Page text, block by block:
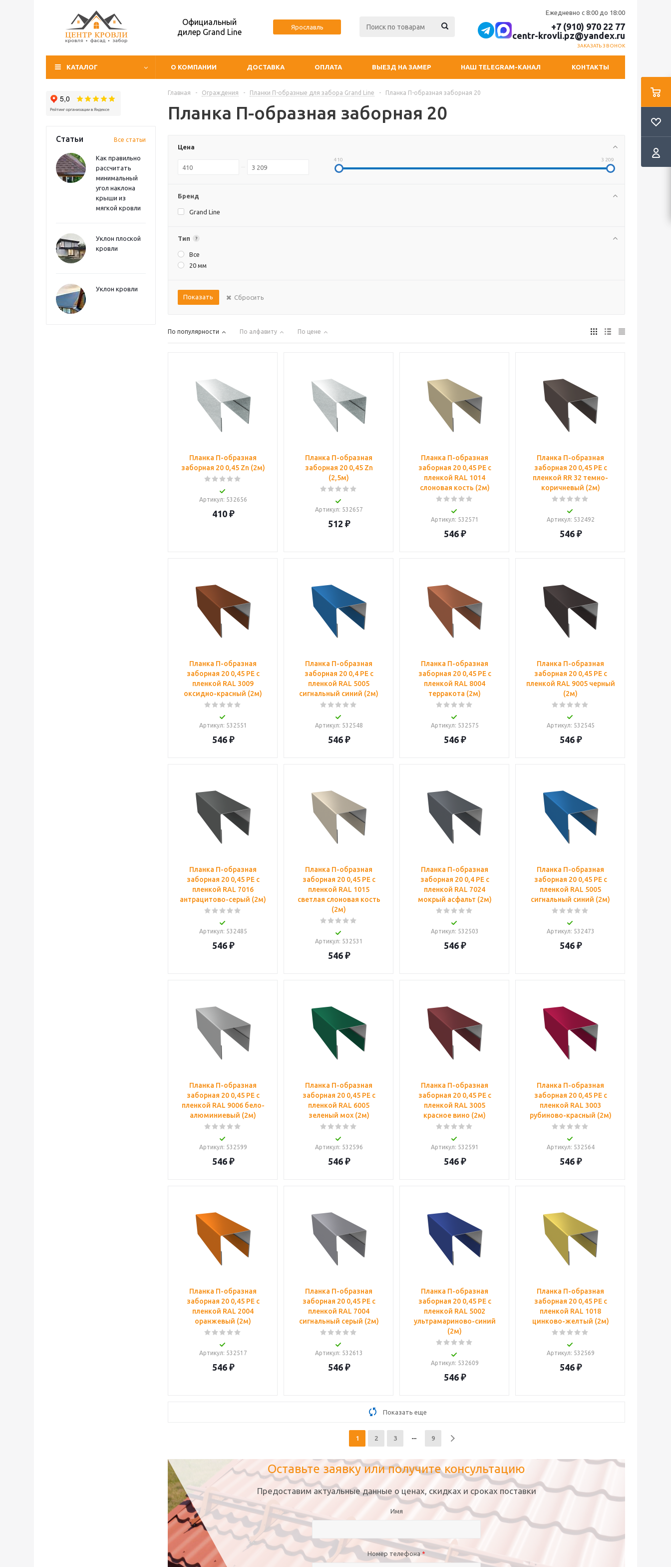
Официальный
дилер Grand Line
Ярославль
Ежедневно с 8:00 до 18:00
+7 (910) 970 22 77
centr-krovli.pz@yandex.ru
ЗАКАЗАТЬ ЗВОНОК
КАТАЛОГ О КОМПАНИИ ДОСТАВКА ОПЛАТА ВЫЕЗД НА ЗАМЕР НАШ TELEGRAM-КАНАЛ КОНТАКТЫ
Статьи Все статьи
Как правильно
рассчитать
минимальный
угол наклона
крыши из
мягкой кровли
Уклон плоской
кровли
Уклон кровли
Главная - Ограждения - Планки П-образные для забора Grand Line - Планка П-образная заборная 20
Планка П-образная заборная 20
Цена
410 3 209
Бренд
Grand Line
Тип ?
Все
20 мм
Показать Сбросить
По популярности По алфавиту По цене
Планка П-образная
заборная 20 0,45 Zn (2м)
Артикул: 532656
410₽
Планка П-образная
заборная 20 0,45 Zn
(2,5м)
Артикул: 532657
512 ₽
Планка П-образная
заборная 20 0,45 PE с
пленкой RAL 1014
слоновая кость (2м)
Артикул: 532571
546₽
Планка П-образная
заборная 20 0,45 PE с
пленкой RR 32 темно-
коричневый (2м)
Артикул: 532492
546₽
Планка П-образная
заборная 20 0,45 PE с
пленкой RAL 3009
оксидно-красный (2м)
Артикул: 532551
546₽
Планка П-образная
заборная 20 0,4 PE с
пленкой RAL 5005
сигнальный синий (2м)
Артикул: 532548
546₽
Планка П-образная
заборная 20 0,45 PE с
пленкой RAL 8004
терракота (2м)
Артикул: 532575
546₽
Планка П-образная
заборная 20 0,45 PE с
пленкой RAL 9005 черный
(2м)
Артикул: 532545
546₽
Планка П-образная
заборная 20 0,45 PE с
пленкой RAL 7016
антрацитово-серый (2м)
Артикул: 532485
546₽
Планка П-образная
заборная 20 0,45 PE с
пленкой RAL 1015
светлая слоновая кость
(2м)
Артикул: 532531
546₽
Планка П-образная
заборная 20 0,4 PE с
пленкой RAL 7024
мокрый асфальт (2м)
Артикул: 532503
546₽
Планка П-образная
заборная 20 0,45 PE с
пленкой RAL 5005
сигнальный синий (2м)
Артикул: 532473
546₽
Планка П-образная
заборная 20 0,45 PE с
пленкой RAL 9006 бело-
алюминиевый (2м)
Артикул: 532599
546₽
Планка П-образная
заборная 20 0,45 PE с
пленкой RAL 6005
зеленый мох (2м)
Артикул: 532596
546₽
Планка П-образная
заборная 20 0,45 PE с
пленкой RAL 3005
красное вино (2м)
Артикул: 532591
546₽
Планка П-образная
заборная 20 0,45 PE с
пленкой RAL 3003
рубиново-красный (2м)
Артикул: 532564
546₽
Планка П-образная
заборная 20 0,45 PE с
пленкой RAL 2004
оранжевый (2м)
Артикул: 532517
546₽
Планка П-образная
заборная 20 0,45 PE с
пленкой RAL 7004
сигнальный серый (2м)
Артикул: 532613
546₽
Планка П-образная
заборная 20 0,45 PE с
пленкой RAL 5002
ультрамариново-синий
(2м)
Артикул: 532609
546₽
Планка П-образная
заборная 20 0,45 PE с
пленкой RAL 1018
цинково-желтый (2м)
Артикул: 532569
546₽
Показать еще
1 2 3 9
Оставьте заявку или получите консультацию
Предоставим актуальные данные о ценах, скидках и сроках поставки
Имя
Номер телефона*